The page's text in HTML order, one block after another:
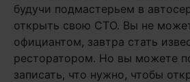
будучи подмастерьем в
открыть свою СТО. Вы не
официантом, завтра стать
ресторатором. Но вы можете
записать, что нужно, чтобы